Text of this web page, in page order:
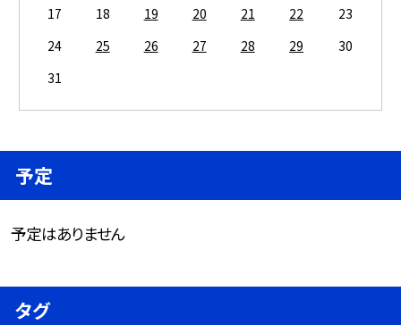
17
18 19 20 21 22
23
24
25 26 27 28 29
30
31
予定
予定はありません
タグ